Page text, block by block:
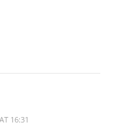
16:31